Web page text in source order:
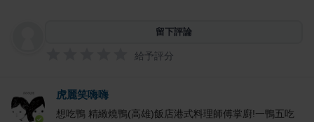
留下評論
給予評分
虎麗笑嗨嗨
想吃鴨 精緻燒鴨(高雄)飯店港式料理師傅掌廚!一鴨五吃